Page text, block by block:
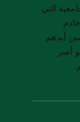
التي
أيدهم
أمير